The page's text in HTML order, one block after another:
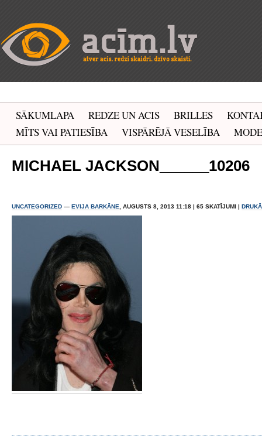
SĀKUMLAPA REDZE UN ACIS BRILLES
MĪTS VAI PATIESĪBA
VISPĀRĒJĀ VESELĪBA MODE
MICHAEL JACKSON______10206
UNCATEGORIZED — EVIJA BARKĀNE , AUGUSTS 8, 2013 11:18 | 65 SKATĪJUMI |